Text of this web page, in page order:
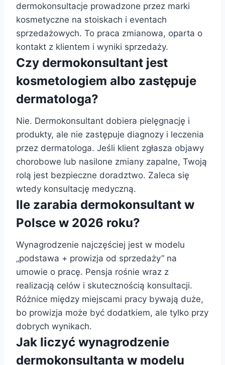
dermokonsultacje prowadzone przez marki
kosmetyczne na stoiskach i eventach
sprzedażowych. To praca zmianowa, oparta o
kontakt z klientem i wyniki sprzedaży.
Czy dermokonsultant jest
kosmetologiem albo zastępuje
dermatologa?
Nie. Dermokonsultant dobiera pielęgnację i
produkty, ale nie zastępuje diagnozy i leczenia
przez dermatologa. Jeśli klient zgłasza objawy
chorobowe lub nasilone zmiany zapalne, Twoją
rolą jest bezpieczne doradztwo. Zaleca się
wtedy konsultację medyczną.
Ile zarabia dermokonsultant w
Polsce w 2026 roku?
Wynagrodzenie najczęściej jest w modelu
„podstawa + prowizja od sprzedaży” na
umowie o pracę. Pensja rośnie wraz z
realizacją celów i skutecznością konsultacji.
Różnice między miejscami pracy bywają duże,
bo prowizja może być dodatkiem, ale tylko przy
dobrych wynikach.
Jak liczyć wynagrodzenie
dermokonsultanta w modelu